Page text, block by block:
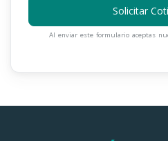
Al enviar este formulario aceptas
Solicitar